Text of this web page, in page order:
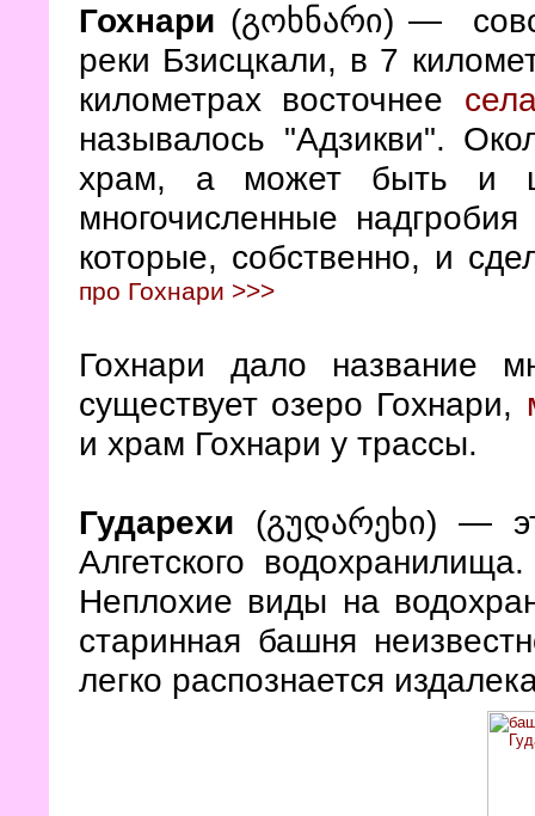
Гохнари (გოხნარი) —
реки Бзисцкали, в 7
километрах восточнее
называлось "Адзикви".
храм, а может быть и
многочисленные
которые, собственно, и
про Гохнари >>>
Гохнари дало название
существует озеро Гохнари,
и храм Гохнари у трассы.
Гударехи (გუდარეხი) —
Алгетского
Неплохие виды на
старинная башня
легко распознается